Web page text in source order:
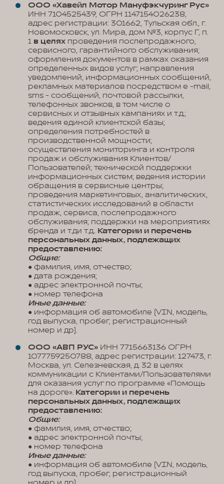
ООО «Хавейл Мотор Мануфэкчуринг Рус»
ИНН 7104525439, ОГРН 1147154026238,
адрес регистрации: 301662, Тульская обл., г.
Новомосковск, ул. Мира, дом №3, корпус Г, п.
1 в целях проведения послепродажного,
сервисного, гарантийного обслуживания;
оформления документов в рамках оказания
определенных видов услуг; направления
уведомлений, информационных сообщений,
рекламных материалов посредством e -mail,
sms - сообщений, почтовой рассылки,
телефонных звонков, в том числе о
сервисных и отзывных кампаниях и т.д.;
ведения единой клиентской базы;
определения потребностей в
производственной мощности;
осуществления мониторинга и контроля
продаж и обслуживания Клиентов/
Пользователей; технической поддержки
информационных систем; ведения истории
обращения в сервисные центры;
проведения маркетинговых, аналитических,
статистических исследований в области
продаж, сервиса, послепродажного
обслуживания; поддержки на мероприятиях
бренда и т.ди т.д.. Категории и перечень
персональных данных, подлежащих
предоставлению:
Общие:
● фамилия, имя, отчество;
● дата рождения;
● адрес электронной почты;
● номер телефона
Иные данные:
● информация об автомобиле (VIN, модель,
год выпуска, пробег, регистрационный
номер и др).
ООО «АВП РУС» ИНН 7715663136 ОГРН
1077759250788, адрес регистрации: 127473, г.
Москва, ул. Селезневская, д. 32 в целях
коммуникации с Клиентами/Пользователями
для оказания услуг по программе «Помощь
на дороге». Категории и перечень
персональных данных, подлежащих
предоставлению:
Общие:
● фамилия, имя, отчество;
● адрес электронной почты;
● номер телефона
Иные данные:
● информация об автомобиле (VIN, модель,
год выпуска, пробег, регистрационный